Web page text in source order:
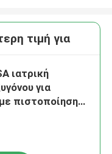
τιμή για
ιατρική
για
πιστοποίηση